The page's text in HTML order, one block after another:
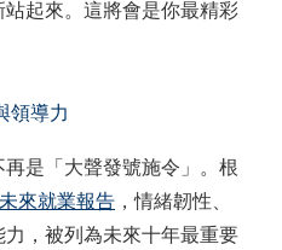
起來。這將會是你最精彩
領導力
是「大聲發號施令」。根
來就業報告 ，情緒韌性、
，被列為未來十年最重要